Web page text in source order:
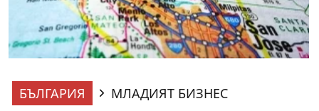
БЪЛГАРИЯ
МЛАДИЯТ БИЗНЕС